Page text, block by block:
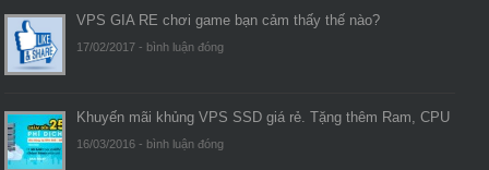
VPS GIA RE chơi game bạn cảm thấy thế nào?
17/02/2017 - bình luận đóng
Khuyến mãi khủng VPS SSD giá rẻ. Tặng thêm Ram, CPU
16/03/2016 - bình luận đóng